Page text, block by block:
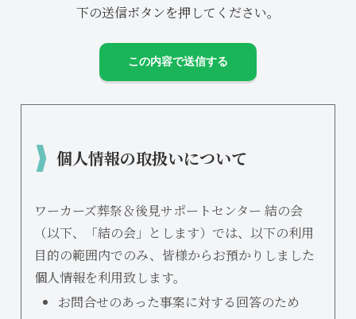
下の送信ボタンを押してください。
個人情報の取扱いについて
ワーカーズ葬祭＆後見サポートセンター 結の会
（以下、「結の会」とします）では、以下の利用
目的の範囲内でのみ、皆様からお預かりしました
個人情報を利用致します。
お問合せのあった事案に対する回答のため